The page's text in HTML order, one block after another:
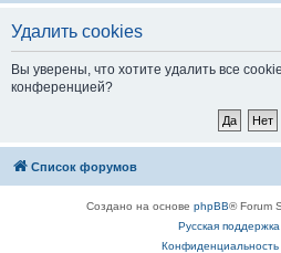
Удалить cookies
Вы уверены, что хотите удалить все
конференцией?
Список форумов
Создано на основе phpBB® Forum
Русская
Конфиденциальность